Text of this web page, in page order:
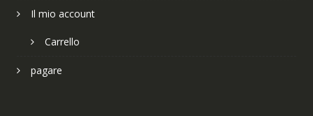
Il mio account
Carrello
pagare